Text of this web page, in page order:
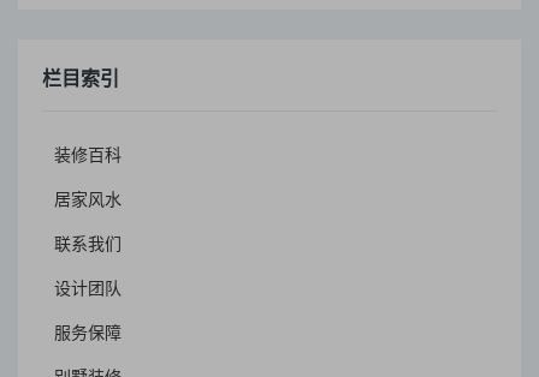
栏目索引
装修百科
居家风水
联系我们
设计团队
服务保障